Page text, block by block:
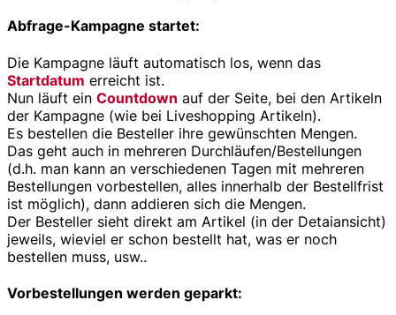
Abfrage-Kampagne startet:
Die Kampagne läuft automatisch los, wenn das
Startdatum erreicht ist.
Nun läuft ein Countdown auf der Seite, bei den Artikeln
der Kampagne (wie bei Liveshopping Artikeln).
Es bestellen die Besteller ihre gewünschten Mengen.
Das geht auch in mehreren Durchläufen/Bestellungen
(d.h. man kann an verschiedenen Tagen mit mehreren
Bestellungen vorbestellen, alles innerhalb der Bestellfrist
ist möglich), dann addieren sich die Mengen.
Der Besteller sieht direkt am Artikel (in der Detaiansicht)
jeweils, wieviel er schon bestellt hat, was er noch
bestellen muss, usw..
Vorbestellungen werden geparkt: